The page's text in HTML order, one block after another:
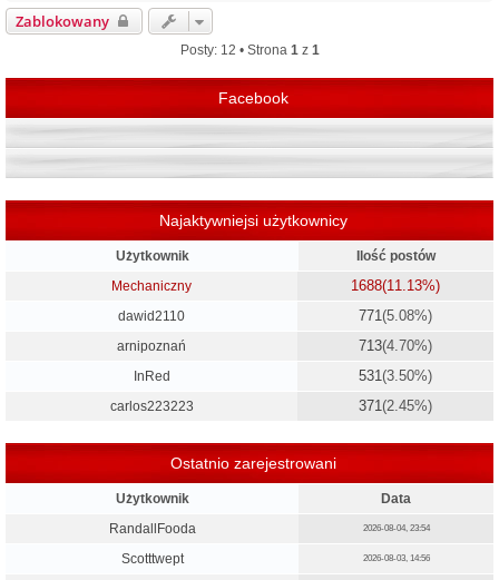
Zablokowany
Posty: 12 • Strona 1z 1
Facebook
Najaktywniejsi użytkownicy
Użytkownik
Ilość postów
Mechaniczny
1688(11.13%)
dawid2110 771(5.08%)
arnipoznań 713(4.70%)
InRed 531(3.50%)
carlos223223 371(2.45%)
Ostatnio zarejestrowani
Użytkownik
Data
RandallFooda
2026-08-04, 23:54
Scotttwept 2026-08-03, 14:56